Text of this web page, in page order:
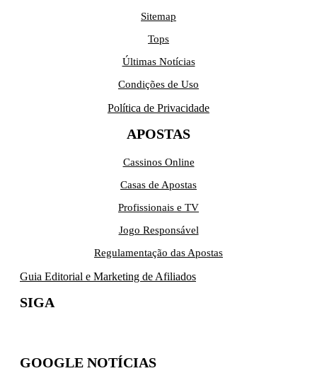
Sitemap
Tops
Últimas Notícias
Condições de Uso
Política de Privacidade
APOSTAS
Cassinos Online
Casas de Apostas
Profissionais e TV
Jogo Responsável
Regulamentação das Apostas
Guia Editorial e Marketing de Afiliados
SIGA
GOOGLE NOTÍCIAS